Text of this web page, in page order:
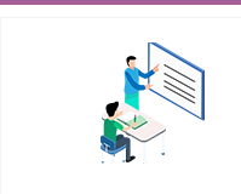
成果介绍、对
的研究工作设
、学科背景、